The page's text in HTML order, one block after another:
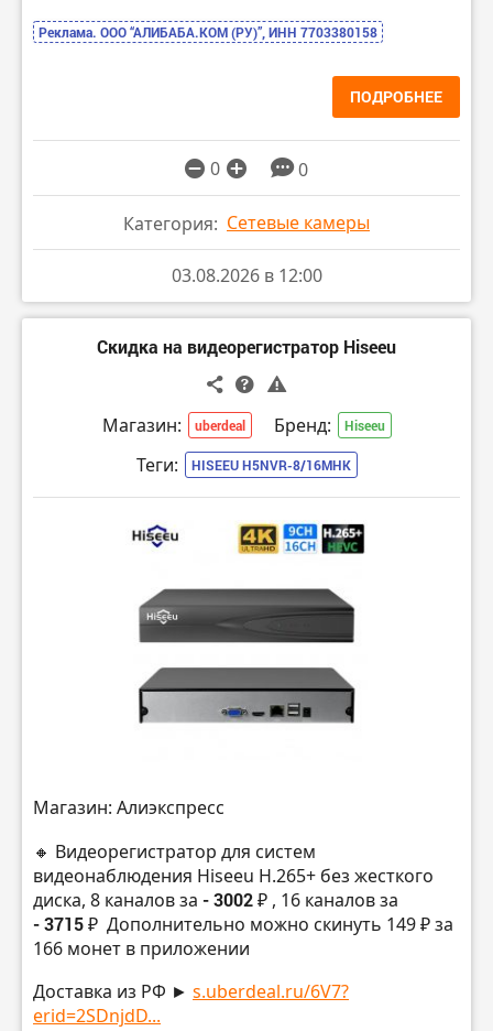
Реклама. ООО “АЛИБАБА.КОМ (РУ)”, ИНН 7703380158
ПОДРОБНЕЕ
0 0
Категория: Сетевые камеры
03.08.2026 в 12:00
Скидка на видеорегистратор Hiseeu
Магазин: uberdeal Бренд: Hiseeu
Теги: HISEEU H5NVR-8/16MHK
Магазин: Алиэкспресс
🔸 Видеорегистратор для систем
видеонаблюдения Hiseeu H.265+ без жесткого
диска, 8 каналов за - 3002 ₽ , 16 каналов за
- 3715 ₽ Дополнительно можно скинуть 149 ₽ за
166 монет в приложении
Доставка из РФ ► s.uberdeal.ru/6V7?
erid=2SDnjdD...